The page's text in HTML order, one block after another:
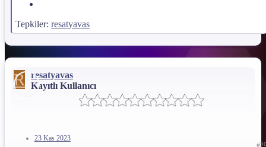
Tepkiler: resatyavas
R resatyavas
Kayıtlı Kullanıcı
23 Kas 2023